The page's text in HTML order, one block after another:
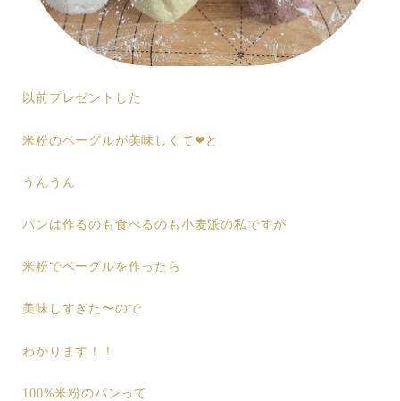
以前プレゼントした
米粉のベーグルが美味しくて❤︎と
うんうん
パンは作るのも食べるのも小麦派の私ですが
米粉でベーグルを作ったら
美味しすぎた〜ので
わかります！！
100%米粉のパンって